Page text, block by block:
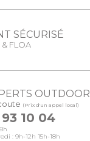
SÉCURISÉ
FLOA
OUTDOOR
(Prix d'un appel local)
10 04
: 9h-12h 15h-18h